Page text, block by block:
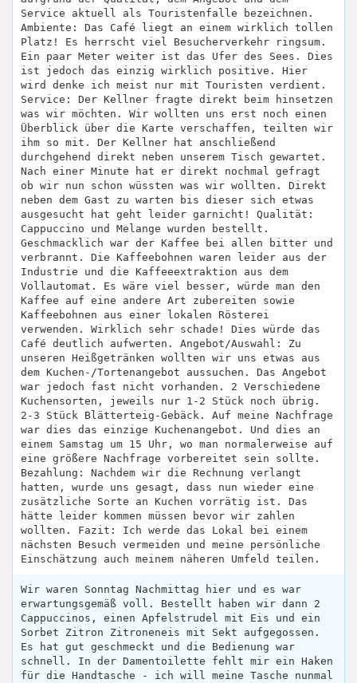
Service aktuell als Touristenfalle bezeichnen.
Ambiente: Das Café liegt an einem wirklich tollen
Platz! Es herrscht viel Besucherverkehr ringsum.
Ein paar Meter weiter ist das Ufer des Sees. Dies
ist jedoch das einzig wirklich positive. Hier
wird denke ich meist nur mit Touristen verdient.
Service: Der Kellner fragte direkt beim hinsetzen
was wir möchten. Wir wollten uns erst noch einen
Überblick über die Karte verschaffen, teilten wir
ihm so mit. Der Kellner hat anschließend
durchgehend direkt neben unserem Tisch gewartet.
Nach einer Minute hat er direkt nochmal gefragt
ob wir nun schon wüssten was wir wollten. Direkt
neben dem Gast zu warten bis dieser sich etwas
ausgesucht hat geht leider garnicht! Qualität:
Cappuccino und Melange wurden bestellt.
Geschmacklich war der Kaffee bei allen bitter und
verbrannt. Die Kaffeebohnen waren leider aus der
Industrie und die Kaffeeextraktion aus dem
Vollautomat. Es wäre viel besser, würde man den
Kaffee auf eine andere Art zubereiten sowie
Kaffeebohnen aus einer lokalen Rösterei
verwenden. Wirklich sehr schade! Dies würde das
Café deutlich aufwerten. Angebot/Auswahl: Zu
unseren Heißgetränken wollten wir uns etwas aus
dem Kuchen-/Tortenangebot aussuchen. Das Angebot
war jedoch fast nicht vorhanden. 2 Verschiedene
Kuchensorten, jeweils nur 1-2 Stück noch übrig.
2-3 Stück Blätterteig-Gebäck. Auf meine Nachfrage
war dies das einzige Kuchenangebot. Und dies an
einem Samstag um 15 Uhr, wo man normalerweise auf
eine größere Nachfrage vorbereitet sein sollte.
Bezahlung: Nachdem wir die Rechnung verlangt
hatten, wurde uns gesagt, dass nun wieder eine
zusätzliche Sorte an Kuchen vorrätig ist. Das
hätte leider kommen müssen bevor wir zahlen
wollten. Fazit: Ich werde das Lokal bei einem
nächsten Besuch vermeiden und meine persönliche
Einschätzung auch meinem näheren Umfeld teilen.
Wir waren Sonntag Nachmittag hier und es war
erwartungsgemäß voll. Bestellt haben wir dann 2
Cappuccinos, einen Apfelstrudel mit Eis und ein
Sorbet Zitron Zitroneneis mit Sekt aufgegossen.
Es hat gut geschmeckt und die Bedienung war
schnell. In der Damentoilette fehlt mir ein Haken
für die Handtasche - ich will meine Tasche nunmal